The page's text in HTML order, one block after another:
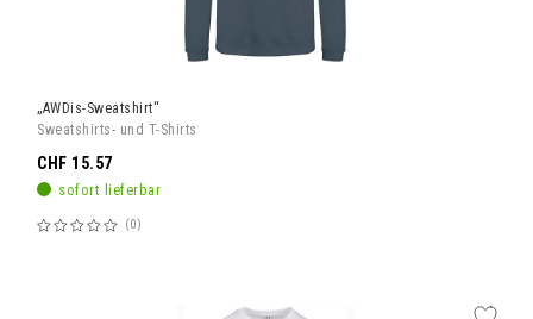
„AWDis-Sweatshirt“
Sweatshirts- und T-Shirts
sofort lieferbar
Bewertung:
0
CHF 15.57